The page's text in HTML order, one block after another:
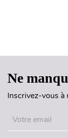
Ne
Inscrivez-vous à